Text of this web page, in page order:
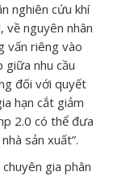
nghiên cứu khí
nguyên nhân
vấn riêng vào
giữa nhu cầu
đối với quyết
hạn cắt giảm
2.0 có thể đưa
sản xuất”.
gia phân